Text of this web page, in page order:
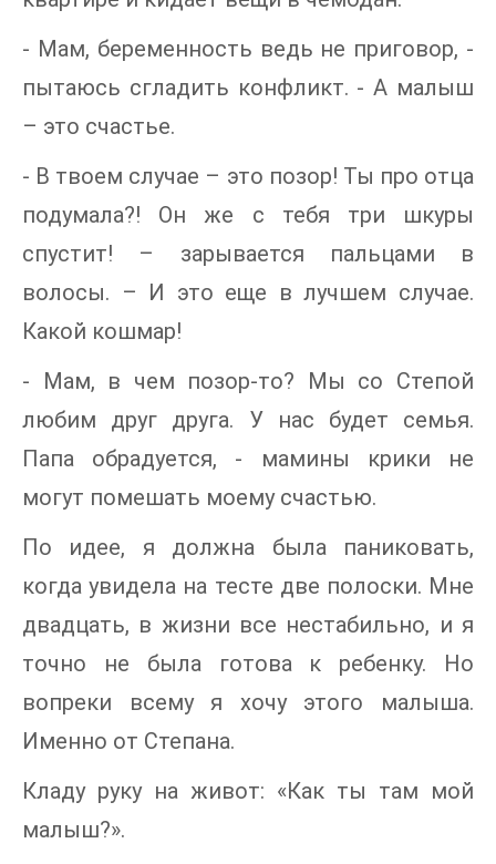
- Мам, беременность ведь не приговор, -
пытаюсь сгладить конфликт. - А малыш
– это счастье.
- В твоем случае – это позор! Ты про отца
подумала?! Он же с тебя три шкуры
спустит! – зарывается пальцами в
волосы. – И это еще в лучшем случае.
Какой кошмар!
- Мам, в чем позор-то? Мы со Степой
любим друг друга. У нас будет семья.
Папа обрадуется, - мамины крики не
могут помешать моему счастью.
По идее, я должна была паниковать,
когда увидела на тесте две полоски. Мне
двадцать, в жизни все нестабильно, и я
точно не была готова к ребенку. Но
вопреки всему я хочу этого малыша.
Именно от Степана.
Кладу руку на живот: «Как ты там мой
малыш?».